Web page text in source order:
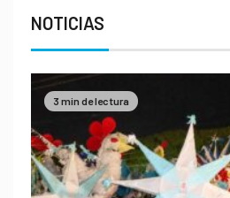
NOTICIAS
3 min de lectura